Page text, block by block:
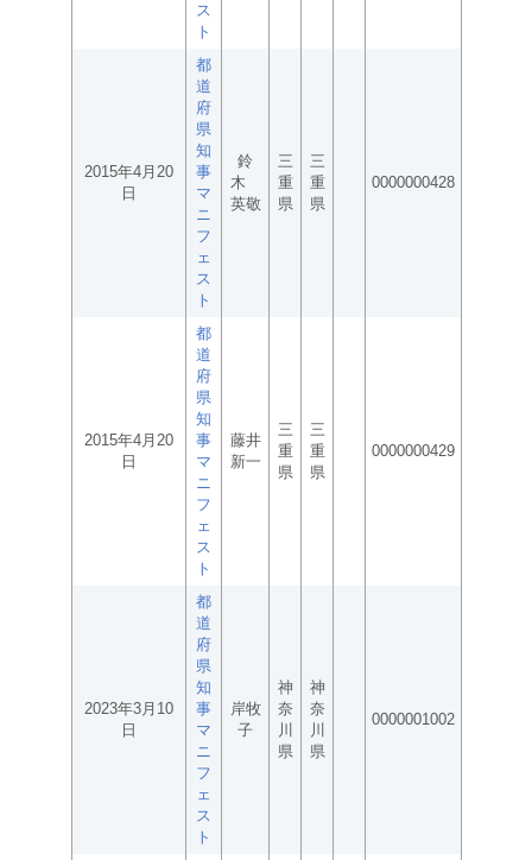
ス
ト
2015年4月20
日
都
道
府
県
知
事
マ
ニ
フ
ェ
ス
ト
鈴
木
英敬
三
重
県
三
重
県
0000000428
2015年4月20
日
都
道
府
県
知
事
マ
ニ
フ
ェ
ス
ト
藤井
新一
三
重
県
三
重
県
0000000429
2023年3月10
日
都
道
府
県
知
事
マ
ニ
フ
ェ
ス
ト
岸牧
子
神
奈
川
県
神
奈
川
県
0000001002